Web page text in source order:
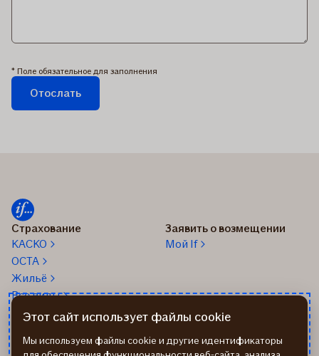
* Поле обязательное для заполнения
Отослать
Страхование
КАСКО
OCTA
Жильё
Все виды
Заявить о возмещении
Мой If
О нас
Об If
24/7 Телефон помощи: 67
338 333
Помощь на дороге
Этот сайт использует файлы cookie
Мы используем файлы cookie и другие идентификаторы